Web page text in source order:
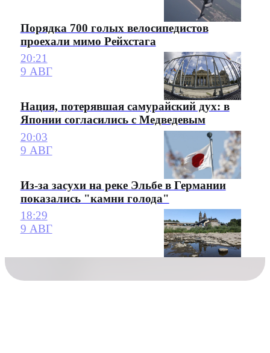
Порядка 700 голых велосипедистов
проехали мимо Рейхстага
20:21
9 АВГ
Нация, потерявшая самурайский дух: в
Японии согласились с Медведевым
20:03
9 АВГ
Из-за засухи на реке Эльбе в Германии
показались "камни голода"
18:29
9 АВГ